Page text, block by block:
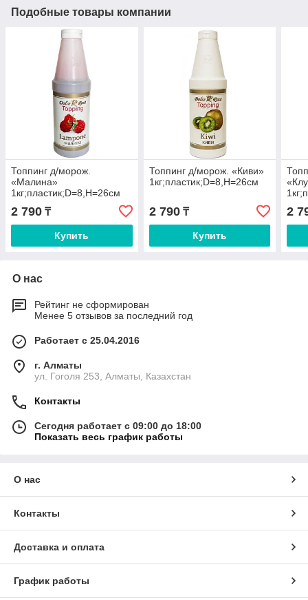
Подобные товары компании
Топпинг д/морож.
«Малина»
1кг;пластик;D=8,H=26см
2 790 ₸
Купить
Топпинг д/морож. «Киви»
1кг;пластик;D=8,H=26см
2 790₸
Купить
2
О нас
Рейтинг не сформирован
Менее 5 отзывов за последний год
Работает с 25.04.2016
г. Алматы
ул. Гоголя 253, Алматы, Казахстан
Контакты
Сегодня работает с 09:00 до 18:00
Показать весь график работы
О нас
Контакты
Доставка и оплата
График работы